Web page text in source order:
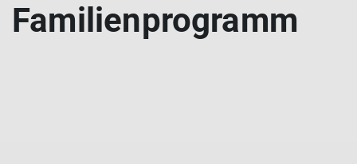
Familienprogramm